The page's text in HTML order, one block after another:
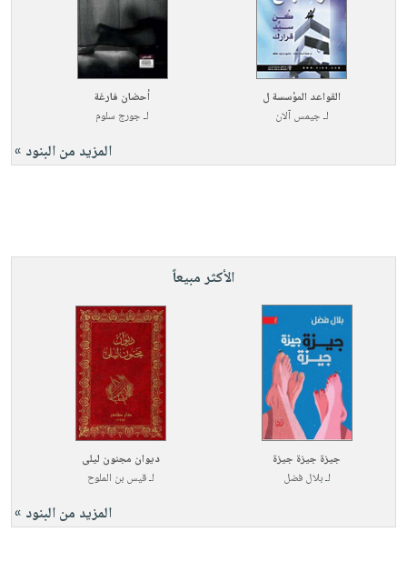
القواعد المؤسسة ل
لـجيمس آلان
أحضان فارغة
لـجورج سلوم
المزيد من البنود »
الأكثر مبيعاً
جيزة جيزة جيزة
لـبلال فضل
ديوان مجنون ليلى
لـقيس بن الملوح
المزيد من البنود »